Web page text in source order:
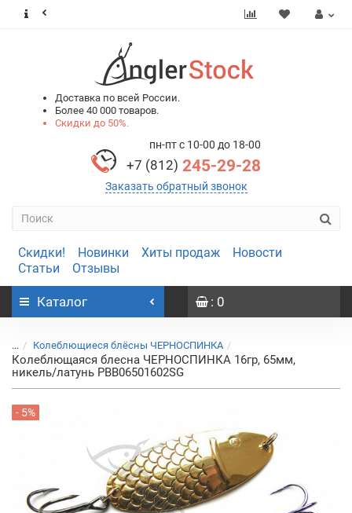
Доставка по всей России.
Более 40 000 товаров.
Скидки до 50%.
пн-пт с 10-00 до 18-00
+7 (812) 245-29-28
Заказать обратный звонок
Скидки! Новинки Хиты продаж
Новости
Статьи
Отзывы
Каталог : 0
... Колеблющиеся блёсны ЧЕРНОСПИНКА
Колеблющаяся блесна ЧЕРНОСПИНКА 16гр, 65мм,
никель/латунь PBB06501602SG
- 5%